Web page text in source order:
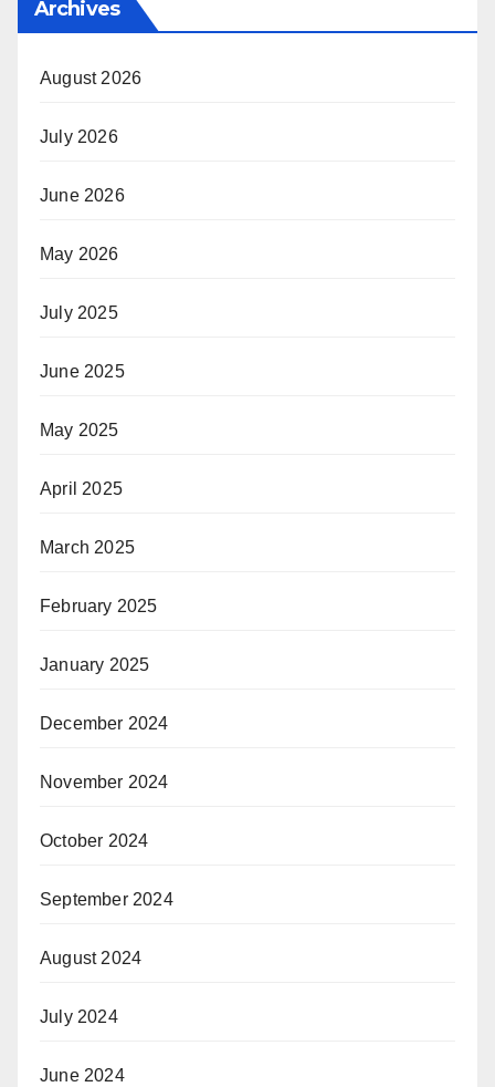
Archives
August 2026
July 2026
June 2026
May 2026
July 2025
June 2025
May 2025
April 2025
March 2025
February 2025
January 2025
December 2024
November 2024
October 2024
September 2024
August 2024
July 2024
June 2024